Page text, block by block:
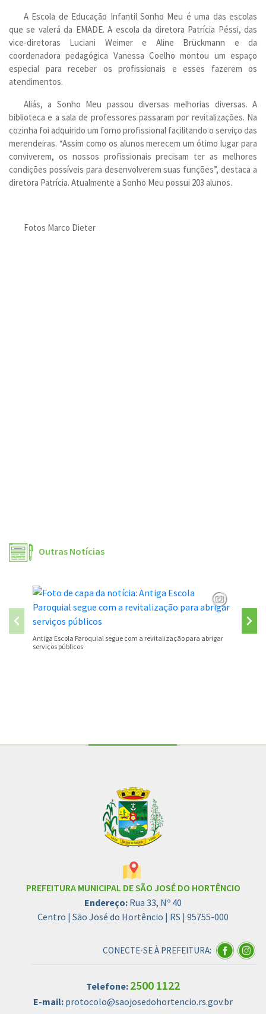
A Escola de Educação Infantil Sonho Meu é uma das escolas
que se valerá da EMADE. A escola da diretora Patrícia Péssi, das
vice-diretoras Luciani Weimer e Aline Brückmann e da
coordenadora pedagógica Vanessa Coelho montou um espaço
especial para receber os profissionais e esses fazerem os
atendimentos.
Aliás, a Sonho Meu passou diversas melhorias diversas. A
biblioteca e a sala de professores passaram por revitalizações. Na
cozinha foi adquirido um forno profissional facilitando o serviço das
merendeiras. “Assim como os alunos merecem um ótimo lugar para
conviverem, os nossos profissionais precisam ter as melhores
condições possíveis para desenvolverem suas funções”, destaca a
diretora Patrícia. Atualmente a Sonho Meu possui 203 alunos.
Fotos Marco Dieter
Outras Notícias
Antiga Escola Paroquial segue com a revitalização para abrigar
serviços públicos
São
PREFEITURA MUNICIPAL DE SÃO JOSÉ DO HORTÊNCIO
Endereço: Rua 33, Nº 40
Centro | São José do Hortêncio | RS | 95755-000
CONECTE-SE À PREFEITURA:
Telefone: 2500 1122
E-mail: protocolo@saojosedohortencio.rs.gov.br